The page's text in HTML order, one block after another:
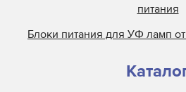
питания
Блоки питания для УФ ламп